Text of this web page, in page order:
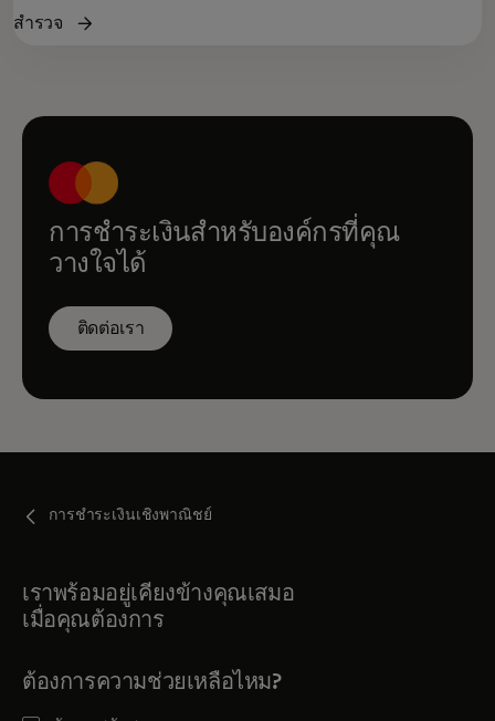
สำรวจ
การชำระเงินสำหรับองค์กรที่คุณ
วางใจได้
ติดต่อเรา
การชำระเงินเชิงพาณิชย์
เราพร้อมอยู่เคียงข้างคุณเสมอ
เมื่อคุณต้องการ
ต้องการความช่วยเหลือไหม?